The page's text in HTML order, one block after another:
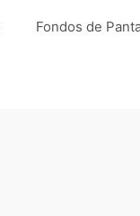
Fondos de